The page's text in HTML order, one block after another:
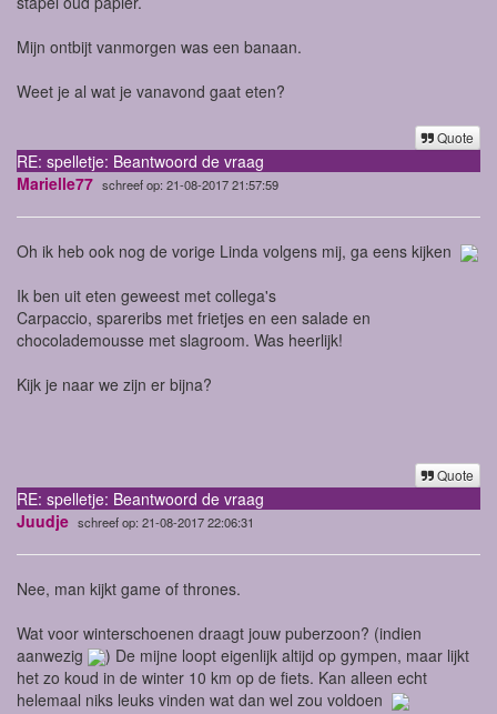
Mijn ontbijt vanmorgen was een banaan.
Weet je al wat je vanavond gaat eten?
Quote
RE: spelletje: Beantwoord de vraag
Marielle77 schreef op: 21-08-2017 21:57:59
Oh ik heb ook nog de vorige Linda volgens mij, ga eens kijken
Ik ben uit eten geweest met collega's
Carpaccio, spareribs met frietjes en een salade en
chocolademousse met slagroom. Was heerlijk!
Kijk je naar we zijn er bijna?
Quote
RE: spelletje: Beantwoord de vraag
Juudje schreef op: 21-08-2017 22:06:31
Nee, man kijkt game of thrones.
Wat voor winterschoenen draagt jouw puberzoon? (indien
aanwezig
) De mijne loopt eigenlijk altijd op gympen, maar lijkt
het zo koud in de winter 10 km op de fiets. Kan alleen echt
helemaal niks leuks vinden wat dan wel zou voldoen